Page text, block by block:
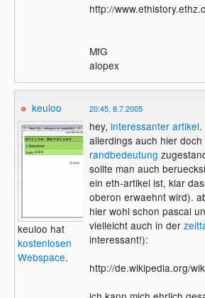
http://
MfG
alopex
keuloo
keuloo hat
kostenlosen
Webspace.
20:45, 8.7.2005
hey, interessanter artikel.
allerdings auch hier doch
randbedeutung
sollte man auch
ein eth-artikel ist, klar
oberon erwaehnt wird).
hier wohl schon pascal
vielleicht auch in der
interessant!):
http://de.wikipedia.org/